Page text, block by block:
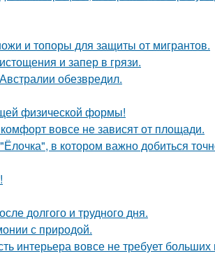
и топоры для защиты от мигрантов.
и запер в грязи.
обезвредил.
физической формы!
вовсе не зависят от площади.
в котором важно добиться
долгого и трудного дня.
с природой.
интерьера вовсе не требует